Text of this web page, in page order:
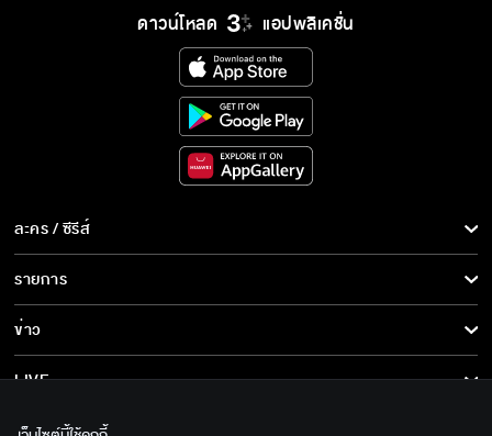
ดาวน์โหลด แอปพลิเคชั่น
ละคร / ซีรีส์
ละคร/ซีรีส์
ซีรีส์นานาชาติ
การ์ตูน & เกม
รายการ
รายการทั้งหมด
ข่าว
ข่าวทั้งหมด
LIVE
เกี่ยวกับเรา